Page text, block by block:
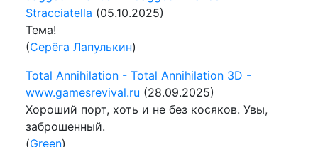
Stracciatella (05.10.2025)
Тема!
(Серёга Лапулькин)
Total Annihilation - Total Annihilation 3D -
www.gamesrevival.ru (28.09.2025)
Хороший порт, хоть и не без косяков. Увы,
заброшенный.
(Green)